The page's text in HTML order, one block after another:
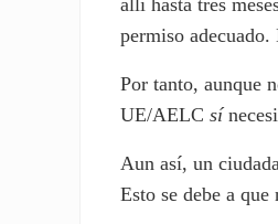
allí hasta tres
permiso
Por tanto, aunque
UE/AELCsí
Aun así, un
Esto se debe a